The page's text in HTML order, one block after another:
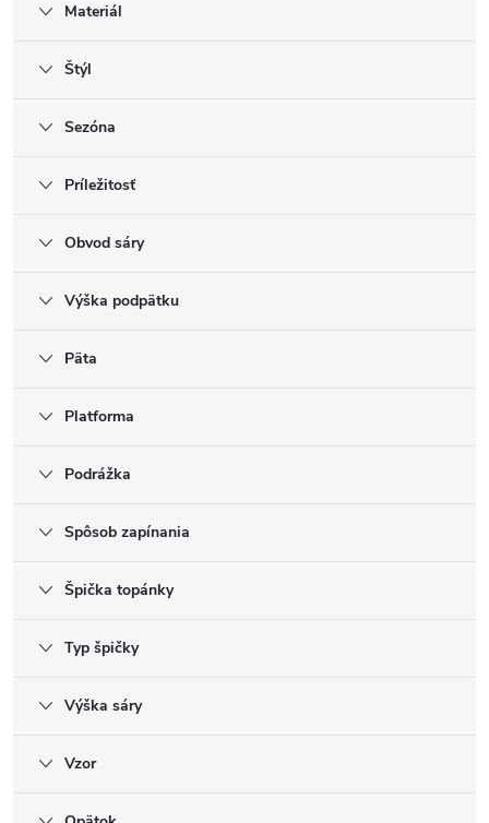
Materiál
Štýl
Sezóna
Príležitosť
Obvod sáry
Výška podpätku
Päta
Platforma
Podrážka
Spôsob zapínania
Špička topánky
Typ špičky
Výška sáry
Vzor